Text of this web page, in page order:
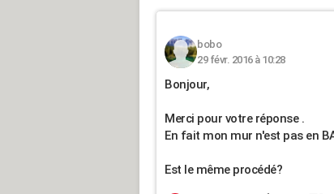
bobo
29 févr. 2016 à 10:28
Bonjour,
Merci pour votre réponse .
En fait mon mur n'est pas en
Est le même procédé?